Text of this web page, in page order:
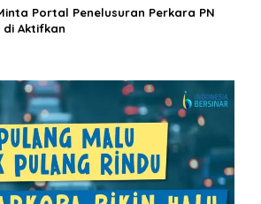
Portal Penelusuran Perkara PN
di Aktifkan